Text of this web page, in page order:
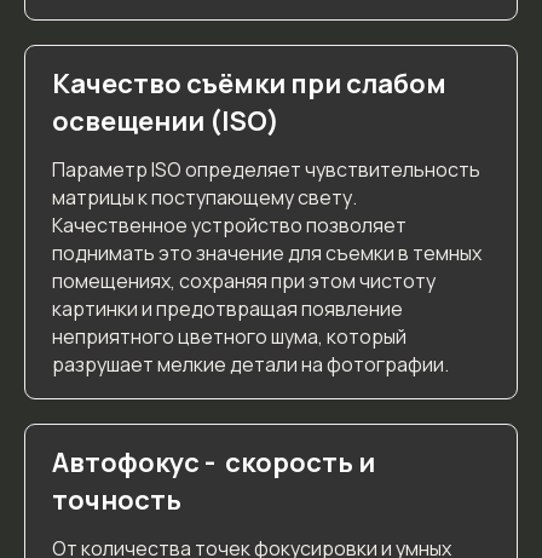
Качество съёмки при слабом
освещении (ISO)
Параметр ISO определяет чувствительность
матрицы к поступающему свету.
Качественное устройство позволяет
поднимать это значение для съемки в темных
помещениях, сохраняя при этом чистоту
картинки и предотвращая появление
неприятного цветного шума, который
разрушает мелкие детали на фотографии.
Автофокус - скорость и
точность
От количества точек фокусировки и умных